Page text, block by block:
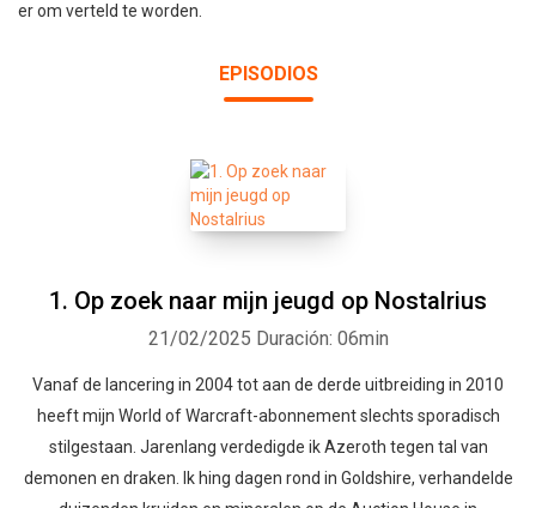
er om verteld te worden.
EPISODIOS
1. Op zoek naar mijn jeugd op Nostalrius
21/02/2025 Duración: 06min
Vanaf de lancering in 2004 tot aan de derde uitbreiding in 2010
heeft mijn World of Warcraft-abonnement slechts sporadisch
stilgestaan. Jarenlang verdedigde ik Azeroth tegen tal van
demonen en draken. Ik hing dagen rond in Goldshire, verhandelde